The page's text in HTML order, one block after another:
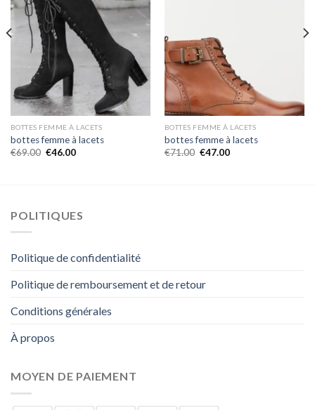
BOTTES FEMME À LACETS
bottes femme à lacets
€69.00 €46.00
BOTTES FEMME À LACETS
bottes femme à lacets
€71.00 €47.00
POLITIQUES
Politique de confidentialité
Politique de remboursement et de retour
Conditions générales
À propos
MOYEN DE PAIEMENT